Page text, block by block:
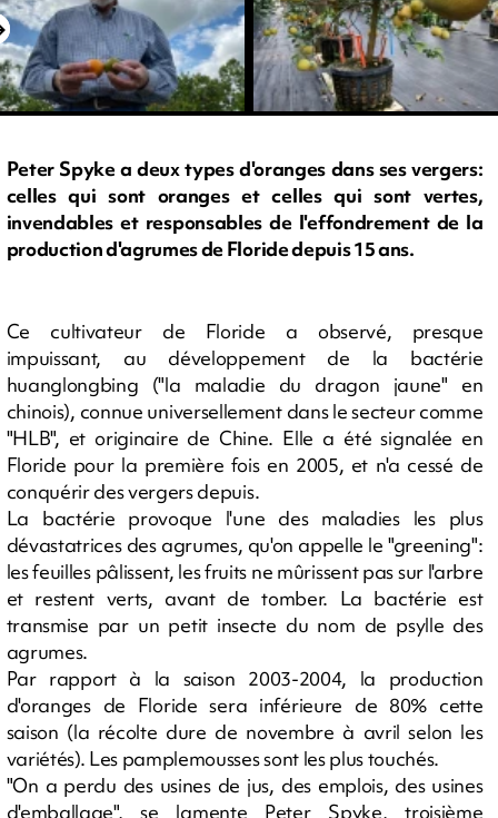
Peter Spyke a deux types d'oranges dans ses vergers:
celles qui sont oranges et celles qui sont vertes,
invendables et responsables de l'effondrement de la
production d'agrumes de Floride depuis 15 ans.
Ce cultivateur de Floride a observé, presque
impuissant, au développement de la bactérie
huanglongbing ("la maladie du dragon jaune" en
chinois), connue universellement dans le secteur comme
"HLB", et originaire de Chine. Elle a été signalée en
Floride pour la première fois en 2005, et n'a cessé de
conquérir des vergers depuis.
La bactérie provoque l'une des maladies les plus
dévastatrices des agrumes, qu'on appelle le "greening":
les feuilles pâlissent, les fruits ne mûrissent pas sur l'arbre
et restent verts, avant de tomber. La bactérie est
transmise par un petit insecte du nom de psylle des
agrumes.
Par rapport à la saison 2003-2004, la production
d'oranges de Floride sera inférieure de 80% cette
saison (la récolte dure de novembre à avril selon les
variétés). Les pamplemousses sont les plus touchés.
"On a perdu des usines de jus, des emplois, des usines
d'emballage", se lamente Peter Spyke, troisième